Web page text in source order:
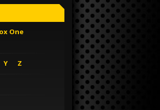
One
Y Z